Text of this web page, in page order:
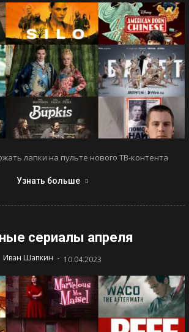
лапки на пульте нового ТВ-контента
Узнать больше
сериалы апреля
Иван Шапкин - 10.04.2023